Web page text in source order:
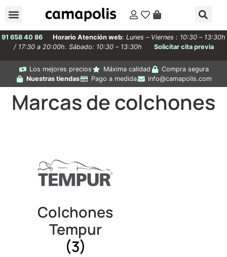
91 658 40 86 Horario Atención web: Lunes – Viernes : 10:30 – 13:30h
/ 17:30 a 20:00h. Sábado: 10:30 – 13:30h
Solicitar cita previa
Los mejores precios Máxima calidad
Compra segura
Nuestras tiendas
Pago a medida info@camapolis.com
Marcas de colchones
Colchones
Tempur
(3)